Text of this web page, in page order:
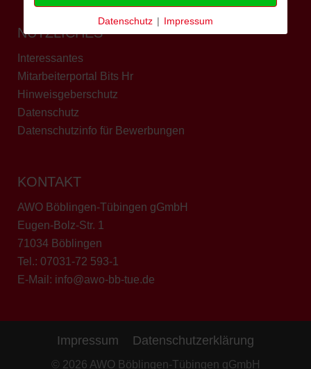
NÜTZLICHES
Interessantes
Mitarbeiterportal Bits Hr
Hinweisgeberschutz
Datenschutz
Datenschutzinfo für Bewerbungen
KONTAKT
AWO Böblingen-Tübingen gGmbH
Eugen-Bolz-Str. 1
71034 Böblingen
Tel.: 07031-72 593-1
E-Mail: info@awo-bb-tue.de
Impressum Datenschutzerklärung
© 2026 AWO Böblingen-Tübingen gGmbH
Datenschutz | Impressum